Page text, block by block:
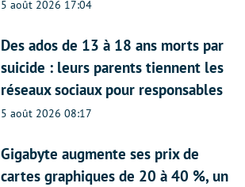
5 août 2026 17:04
Des ados de 13 à 18 ans morts par
suicide : leurs parents tiennent les
réseaux sociaux pour responsables
5 août 2026 08:17
Gigabyte augmente ses prix de
cartes graphiques de 20 à 40 %, un